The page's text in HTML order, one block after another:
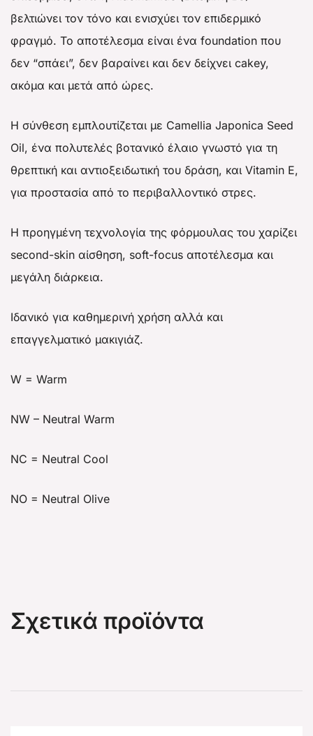
βελτιώνει τον τόνο και ενισχύει τον επιδερμικό
φραγμό. Το αποτέλεσμα είναι ένα foundation που
δεν “σπάει”, δεν βαραίνει και δεν δείχνει cakey,
ακόμα και μετά από ώρες.
Η σύνθεση εμπλουτίζεται με Camellia Japonica Seed
Oil, ένα πολυτελές βοτανικό έλαιο γνωστό για τη
θρεπτική και αντιοξειδωτική του δράση, και Vitamin E,
για προστασία από το περιβαλλοντικό στρες.
Η προηγμένη τεχνολογία της φόρμουλας του χαρίζει
second-skin αίσθηση, soft-focus αποτέλεσμα και
μεγάλη διάρκεια.
Ιδανικό για καθημερινή χρήση αλλά και
επαγγελματικό μακιγιάζ.
W = Warm
NW – Neutral Warm
NC = Neutral Cool
NO = Neutral Olive
Σχετικά προϊόντα